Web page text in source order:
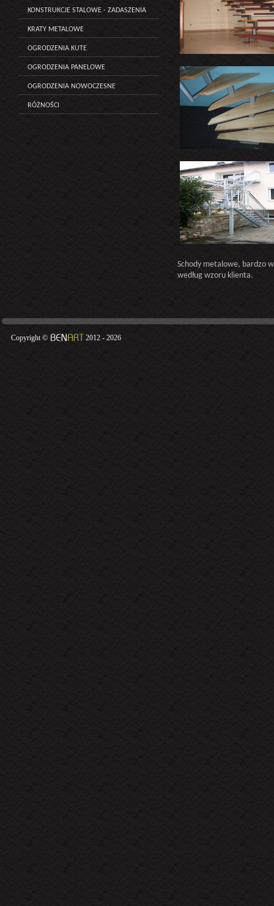
KONSTRUKCJE STALOWE - ZADASZENIA
KRATY METALOWE
OGRODZENIA KUTE
OGRODZENIA PANELOWE
OGRODZENIA NOWOCZESNE
RÓŻNOŚCI
Schody metalowe, bardzo
według wzoru klienta.
Copyright © 2012 - 2026